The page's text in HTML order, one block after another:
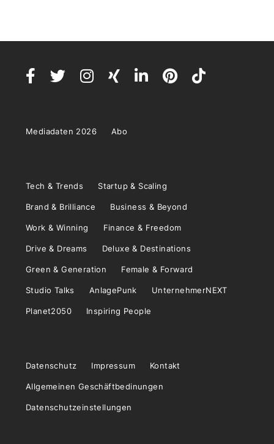
Mediadaten 2026 Abo
Tech & Trends Startup & Scaling
Brand & Brilliance Business & Beyond
Work & Winning Finance & Freedom
Drive & Dreams Deluxe & Destinations
Green & Generation Female & Forward
Studio Talks AnlagePunk UnternehmerNEXT
Planet2050 Inspiring People
Datenschutz Impressum Kontakt
Allgemeinen Geschäftbedinungen
Datenschutzeinstellungen